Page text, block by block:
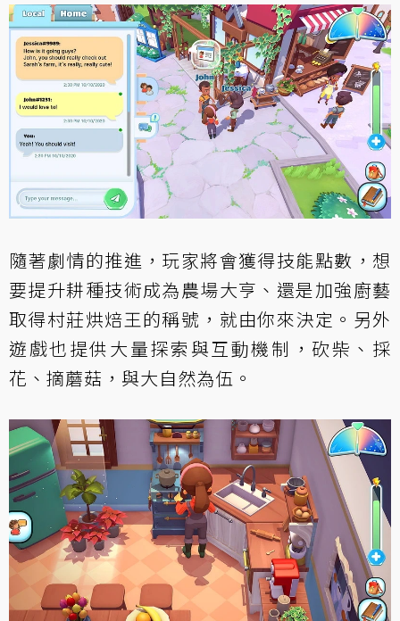
隨著劇情的推進，玩家將會獲得技能點數，想
要提升耕種技術成為農場大亨、還是加強廚藝
取得村莊烘焙王的稱號，就由你來決定。另外
遊戲也提供大量探索與互動機制，砍柴、採
花、摘蘑菇，與大自然為伍。